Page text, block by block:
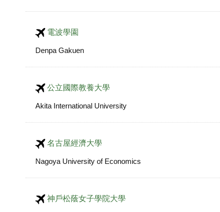
電波學園
Denpa Gakuen
公立國際教養大學
Akita International University
名古屋經濟大學
Nagoya University of Economics
神戶松蔭女子學院大學